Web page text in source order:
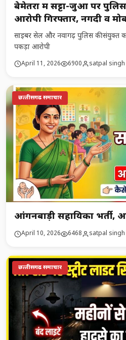
बेमेतरा में सट्टा-जुआ पर पुलिस
आरोपी गिरफ्तार, नगदी व
साइबर सेल और नवागढ़ पुलिस की संयुक्त
पकड़ा आरोपी
April 11, 2026 6900 satpal singh
छत्‍तीसगढ समाचार
आंगनबाड़ी सहायिका भर्ती,
April 10, 2026 6468 satpal singh
छत्‍तीसगढ समाचार